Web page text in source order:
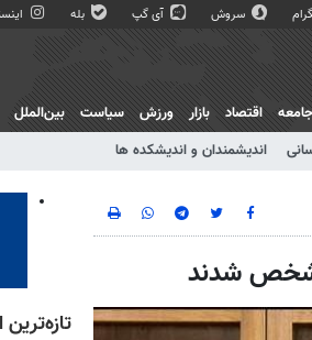
سروش آی گپ بله
اندیشمندان و اندیشکده ها
جامعه اقتصاد بازار ورزش سیاست بین‌الملل
شدند
تازه‌ترین